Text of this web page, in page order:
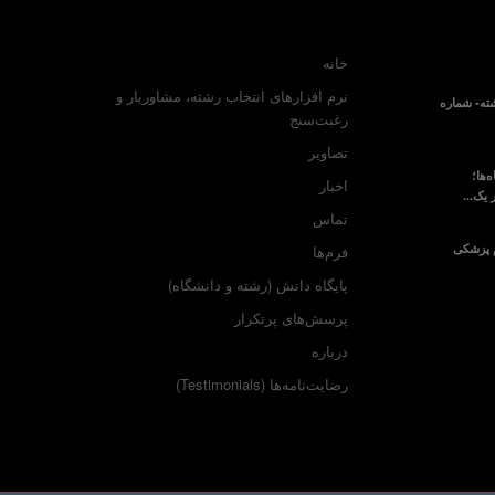
شماره
یک...
پزشکی
خانه
نرم افزارهای انتخاب رشته، مشاوریار و
رغبت‌سنج
تصاویر
اخبار
تماس
فرم‌ها
پایگاه دانش (رشته و دانشگاه)
پرسش‌های پرتکرار
درباره
رضایت‌نامه‌ها (Testimonials)